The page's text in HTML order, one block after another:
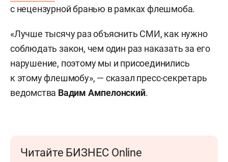
с нецензурной бранью в рамках флешмоба.
«Лучше тысячу раз объяснить СМИ, как нужно
соблюдать закон, чем один раз наказать за его
нарушение, поэтому мы и присоединились
к этому флешмобу», — сказал пресс-секретарь
ведомства Вадим Ампелонский.
Читайте БИЗНЕС Online